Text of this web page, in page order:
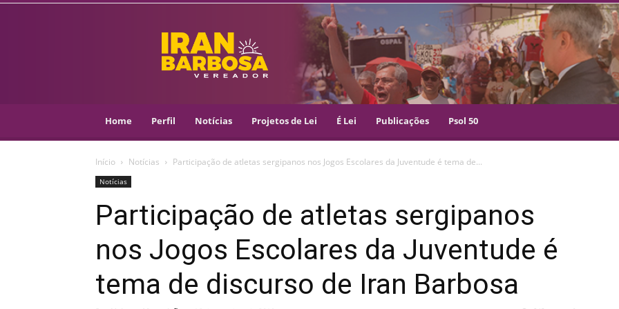
IRAN
BARBOSA
–
VEREADOR
–
Home Perfil Notícias Projetos de Lei É Lei Publicações Psol 50
Início Notícias Participação de atletas sergipanos nos Jogos Escolares da Juventude é tema de...
Notícias
Participação de atletas sergipanos
nos Jogos Escolares da Juventude é
tema de discurso de Iran Barbosa